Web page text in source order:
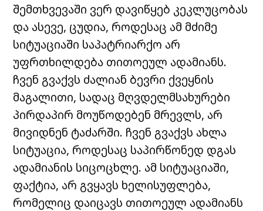
შემთხვევაში ვერ დავიწყებ კეკლუცობას
და ასევე, ცუდია, როდესაც ამ მძიმე
სიტუაციაში საპატრიარქო არ
უფრთხილდება თითოეულ ადამიანს.
ჩვენ გვაქვს ძალიან ბევრი ქვეყნის
მაგალითი, სადაც მღვდელმსახურები
პირდაპირ მოუწოდებენ მრევლს, არ
მივიდნენ ტაძარში. ჩვენ გვაქვს ახლა
სიტუაცია, როდესაც საპირწონედ დგას
ადამიანის სიცოცხლე. ამ სიტუაციაში,
ფაქტია, არ გვყავს ხელისუფლება,
რომელიც დაიცავს თითოეულ ადამიანს